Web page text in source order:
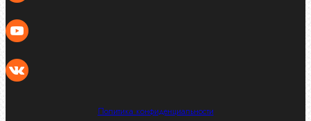
Политика конфиденциальности